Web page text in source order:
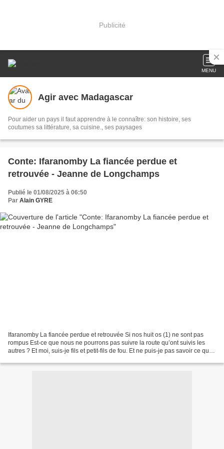
Publicité
MENU
Agir avec Madagascar
Pour aider un pays il faut apprendre à le connaître: son histoire, ses
coutumes sa littérature, sa cuisine., ses paysages
Conte: Ifaranomby La fiancée perdue et
retrouvée - Jeanne de Longchamps
Publié le 01/08/2025 à 06:50
Par Alain GYRE
Ifaranomby La fiancée perdue et retrouvée Si nos huit os (1) ne sont pas
rompus Est-ce que nous ne pourrons pas suivre la route qu’ont suivis les
autres ? Et moi, suis-je fils et petit-fils de fou. Et ne puis-je pas savoir ce que